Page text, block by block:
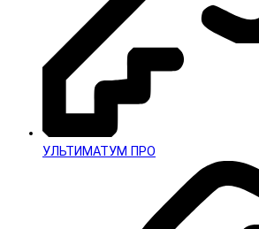
УЛЬТИМАТУМ ПРО